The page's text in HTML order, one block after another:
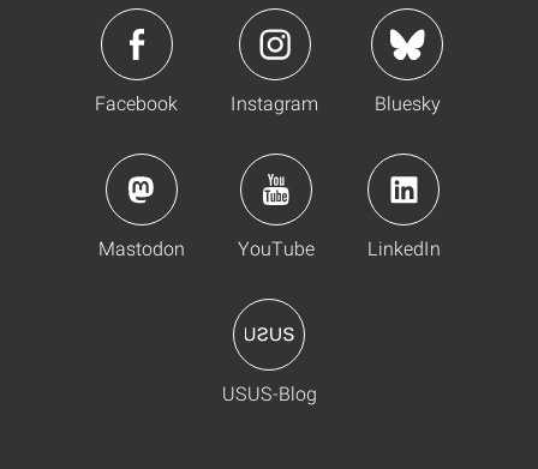
Facebook Instagram Bluesky
Mastodon YouTube LinkedIn
USUS-Blog